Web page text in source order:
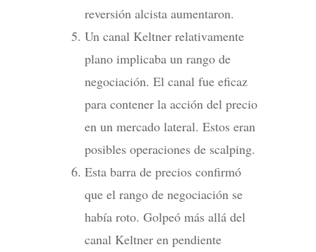
reversión alcista aumentaron.
Un canal Keltner relativamente
plano implicaba un rango de
negociación. El canal fue eficaz
para contener la acción del precio
en un mercado lateral. Estos eran
posibles operaciones de scalping.
Esta barra de precios confirmó
que el rango de negociación se
había roto. Golpeó más allá del
canal Keltner en pendiente